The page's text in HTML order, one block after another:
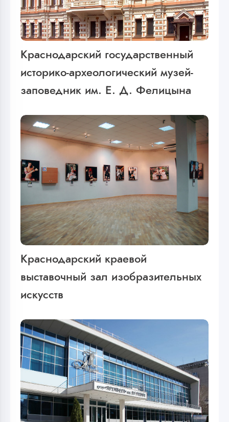
Краснодарский государственный
историко-археологический музей-
заповедник им. Е. Д. Фелицына
Краснодарский краевой
выставочный зал изобразительных
искусств